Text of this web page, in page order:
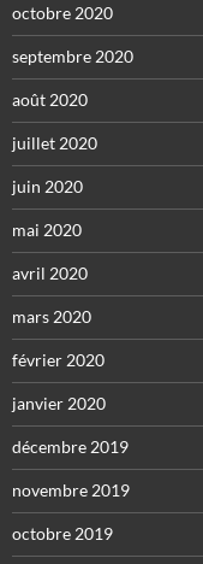
octobre 2020
septembre 2020
août 2020
juillet 2020
juin 2020
mai 2020
avril 2020
mars 2020
février 2020
janvier 2020
décembre 2019
novembre 2019
octobre 2019